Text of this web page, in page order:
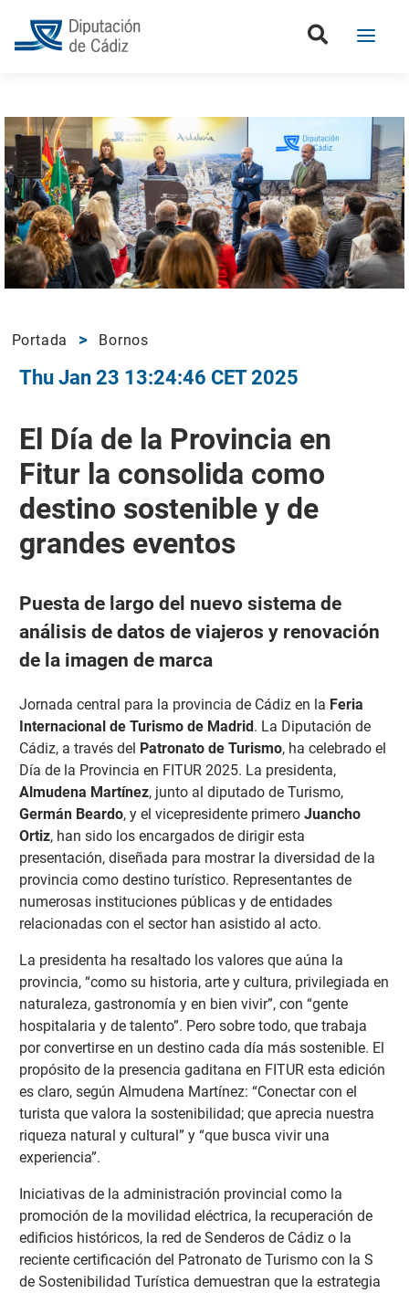
Portada Bornos
Thu Jan 23 13:24:46 CET 2025
El Día de la Provincia en
Fitur la consolida como
destino sostenible y de
grandes eventos
Puesta de largo del nuevo sistema de
análisis de datos de viajeros y renovación
de la imagen de marca
Jornada central para la provincia de Cádiz en la Feria
Internacional de Turismo de Madrid. La Diputación de
Cádiz, a través del Patronato de Turismo, ha celebrado el
Día de la Provincia en FITUR 2025. La presidenta,
Almudena Martínez, junto al diputado de Turismo,
Germán Beardo, y el vicepresidente primero Juancho
Ortiz, han sido los encargados de dirigir esta
presentación, diseñada para mostrar la diversidad de la
provincia como destino turístico. Representantes de
numerosas instituciones públicas y de entidades
relacionadas con el sector han asistido al acto.
La presidenta ha resaltado los valores que aúna la
provincia, “como su historia, arte y cultura, privilegiada en
naturaleza, gastronomía y en bien vivir”, con “gente
hospitalaria y de talento”. Pero sobre todo, que trabaja
por convertirse en un destino cada día más sostenible. El
propósito de la presencia gaditana en FITUR esta edición
es claro, según Almudena Martínez: “Conectar con el
turista que valora la sostenibilidad; que aprecia nuestra
riqueza natural y cultural” y “que busca vivir una
experiencia”.
Iniciativas de la administración provincial como la
promoción de la movilidad eléctrica, la recuperación de
edificios históricos, la red de Senderos de Cádiz o la
reciente certificación del Patronato de Turismo con la S
de Sostenibilidad Turística demuestran que la estrategia